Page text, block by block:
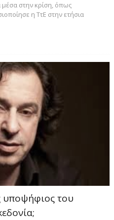
στην κρίση, όπως
η ΤτΕ στην ετήσια
του